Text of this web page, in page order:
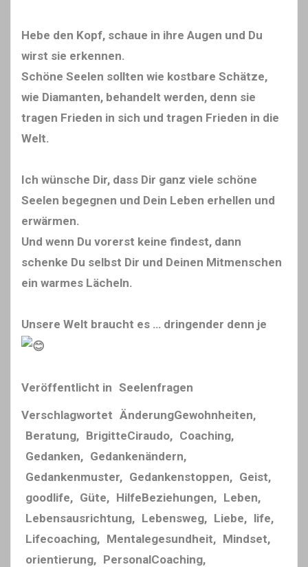
Hebe den Kopf, schaue in ihre Augen und Du
wirst sie erkennen.
Schöne Seelen sollten wie kostbare Schätze,
wie Diamanten, behandelt werden, denn sie
tragen Frieden in sich und tragen Frieden in die
Welt.
Ich wünsche Dir, dass Dir ganz viele schöne
Seelen begegnen und Dein Leben erhellen und
erwärmen.
Und wenn Du vorerst keine findest, dann
schenke Du selbst Dir und Deinen Mitmenschen
ein warmes Lächeln.
Unsere Welt braucht es … dringender denn je
Veröffentlicht in Seelenfragen
Verschlagwortet ÄnderungGewohnheiten,
Beratung, BrigitteCiraudo, Coaching,
Gedanken, Gedankenändern,
Gedankenmuster, Gedankenstoppen, Geist,
goodlife, Güte, HilfeBeziehungen, Leben,
Lebensausrichtung, Lebensweg, Liebe, life,
Lifecoaching, Mentalegesundheit, Mindset,
orientierung, PersonalCoaching,